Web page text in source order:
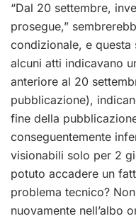
“Dal 20 settembre,
prosegue,”
condizionale, e questa
alcuni atti indicavano
anteriore al 20
pubblicazione),
fine della
conseguentemente
visionabili solo per 2
potuto accadere un
problema tecnico?
nuovamente nell’albo